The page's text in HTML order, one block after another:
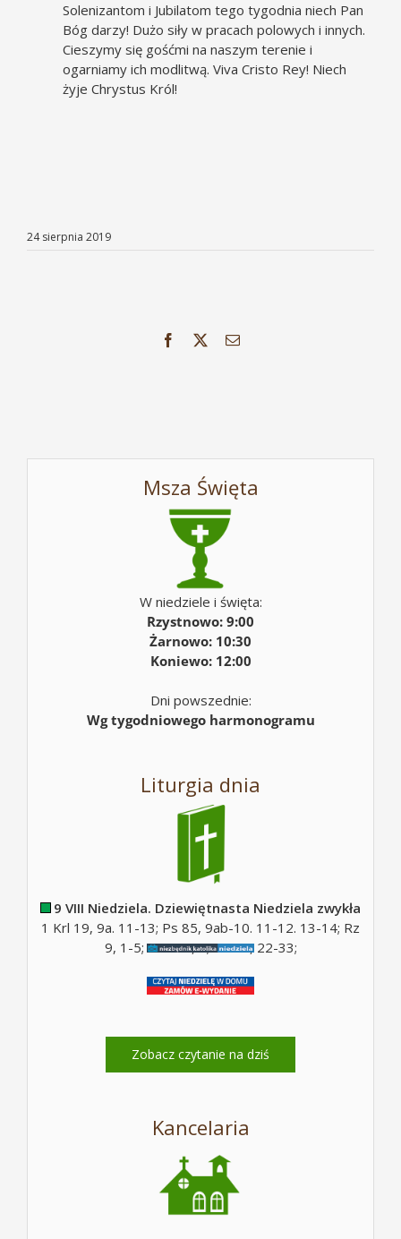
Solenizantom i Jubilatom tego tygodnia niech Pan
Bóg darzy! Dużo siły w pracach polowych i innych.
Cieszymy się gośćmi na naszym terenie i
ogarniamy ich modlitwą. Viva Cristo Rey! Niech
żyje Chrystus Król!
24 sierpnia 2019
Facebook Email
Msza Święta
W niedziele i święta:
Rzystnowo: 9:00
Żarnowo: 10:30
Koniewo: 12:00
Dni powszednie:
Wg tygodniowego harmonogramu
Liturgia dnia
9 VIII Niedziela. Dziewiętnasta Niedziela zwykła
1 Krl 19, 9a. 11-13; Ps 85, 9ab-10. 11-12. 13-14; Rz
9, 1-5; Ps 130, 5; Mt 14, 22-33;
Zobacz czytanie na dziś
Kancelaria